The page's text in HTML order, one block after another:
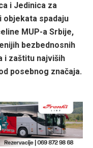
i Jedinica za
spadaju
MUP-a Srbije,
bezbednosnih
i zaštitu najviših
posebnog značaja.